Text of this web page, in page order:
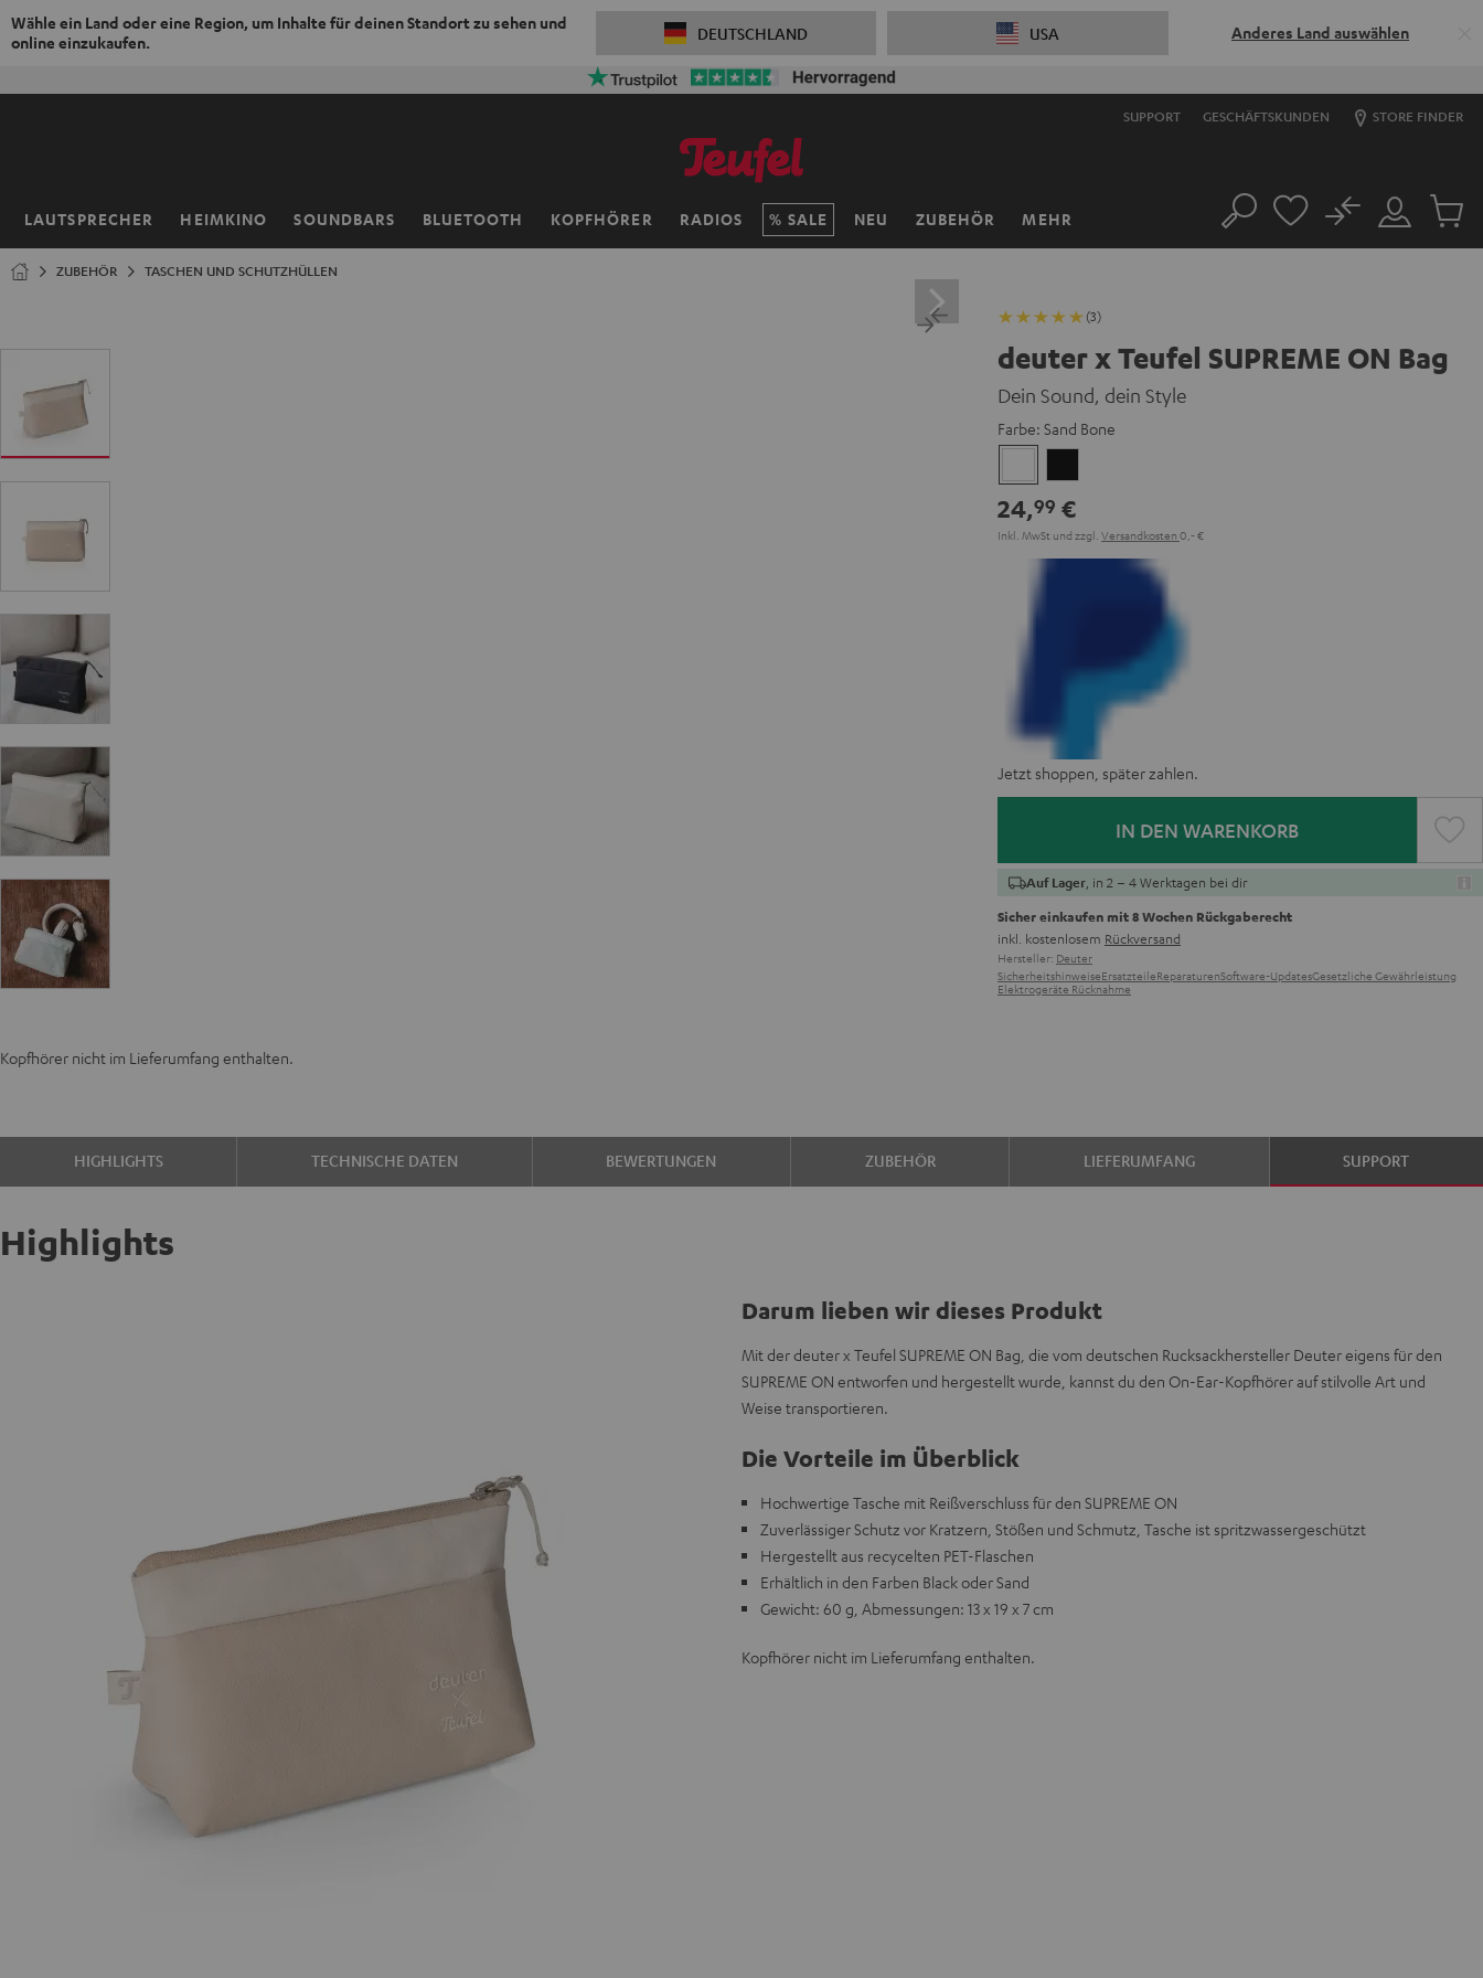
Wähle ein Land oder eine Region, um Inhalte für deinen Standort zu sehen und
online einzukaufen.
DEUTSCHLAND USA Anderes Land auswählen
SUPPORT GESCHÄFTSKUNDEN STORE FINDER
LAUTSPRECHER HEIMKINO SOUNDBARS BLUETOOTH KOPFHÖRER RADIOS SALE NEU ZUBEHÖR MEHR
Startseite Suche
Mein
Konto
No
Artikel
ZUBEHÖR TASCHEN UND SCHUTZHÜLLEN
(3)
deuter x Teufel SUPREME ON Bag
Dein Sound, dein Style
Farbe: Sand Bone
Bone
24,99 €
Inkl. MwSt und zzgl. Versandkosten 0,‐ €
Jetzt shoppen, später zahlen.
IN DEN WARENKORB
Auf Lager , in 2 – 4 Werktagen bei dir
Sicher einkaufen mit 8 Wochen Rückgaberecht
inkl. kostenlosem Rückversand
Hersteller: Deuter
SicherheitshinweiseErsatzteileReparaturenSoftware-UpdatesGesetzliche Gewährleistung
Elektrogeräte Rücknahme
Kopfhörer nicht im Lieferumfang enthalten.
HIGHLIGHTS TECHNISCHE DATEN BEWERTUNGEN ZUBEHÖR LIEFERUMFANG SUPPORT
Highlights
Darum lieben wir dieses Produkt
Mit der deuter x Teufel SUPREME ON Bag, die vom deutschen Rucksackhersteller Deuter eigens für den
SUPREME ON entworfen und hergestellt wurde, kannst du den On-Ear-Kopfhörer auf stilvolle Art und
Weise transportieren.
Die Vorteile im Überblick
Hochwertige Tasche mit Reißverschluss für den SUPREME ON
Zuverlässiger Schutz vor Kratzern, Stößen und Schmutz, Tasche ist spritzwassergeschützt
Hergestellt aus recycelten PET-Flaschen
Erhältlich in den Farben Black oder Sand
Gewicht: 60 g, Abmessungen: 13 x 19 x 7 cm
Kopfhörer nicht im Lieferumfang enthalten.